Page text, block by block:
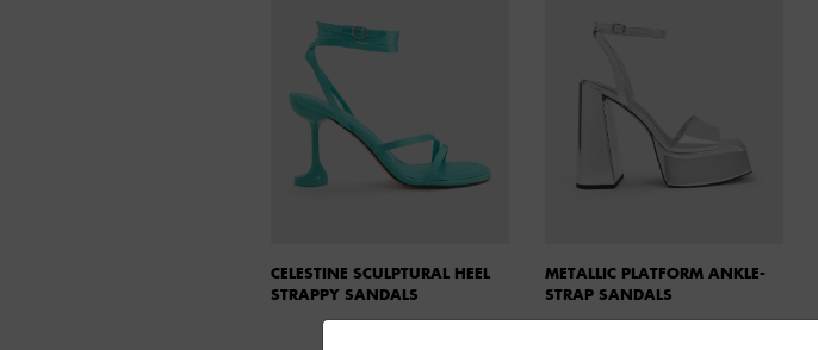
CELESTINE SCULPTURAL HEEL
STRAPPY SANDALS
METALLIC PLATFORM ANKLE-
STRAP SANDALS